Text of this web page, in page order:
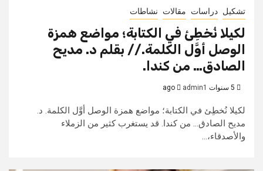
تشكيل دراسات مقالات نشاطات
لكيلا نُخطِئ في الكتابة؛ مواضع همزة
الوصل أوَّل الكلمة.// بقلم د. مديح
الصادق… من كندا.
admin1
لكيلا نُخطِئ في الكتابة؛ مواضع همزة الوصل أوَّل الكلمة. د.
مديح الصادق... من كندا. قد يستغرب كثير من الزملاء
والأصدقاء،...